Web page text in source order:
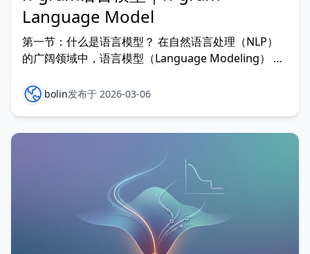
Language Model
第一节：什么是语言模型？ 在自然语言处理（NLP）
的广阔领域中，语言模型（Language Modeling） 是
是让计算机能够理解和生成人类的语言序列。 1. 核心
任务：预测下一个词 语言模型的核心任务非常直观：
bolin发布于 2026-03-06